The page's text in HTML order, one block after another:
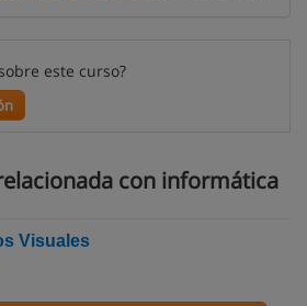
este curso?
con informática
Visuales